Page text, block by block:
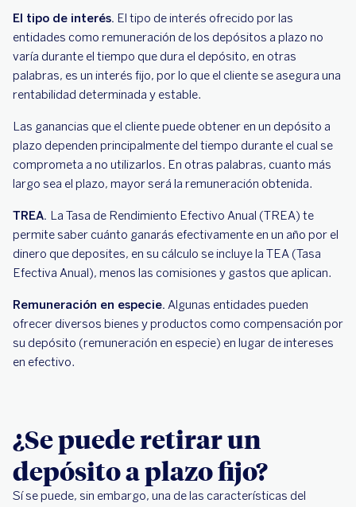
El tipo de interés. El tipo de interés ofrecido por las
entidades como remuneración de los depósitos a plazo no
varía durante el tiempo que dura el depósito, en otras
palabras, es un interés fijo, por lo que el cliente se asegura una
rentabilidad determinada y estable.
Las ganancias que el cliente puede obtener en un depósito a
plazo dependen principalmente del tiempo durante el cual se
comprometa a no utilizarlos. En otras palabras, cuanto más
largo sea el plazo, mayor será la remuneración obtenida.
TREA. La Tasa de Rendimiento Efectivo Anual (TREA) te
permite saber cuánto ganarás efectivamente en un año por el
dinero que deposites, en su cálculo se incluye la TEA (Tasa
Efectiva Anual), menos las comisiones y gastos que aplican.
Remuneración en especie. Algunas entidades pueden
ofrecer diversos bienes y productos como compensación por
su depósito (remuneración en especie) en lugar de intereses
en efectivo.
¿Se puede retirar un
depósito a plazo fijo?
Sí se puede, sin embargo, una de las características del